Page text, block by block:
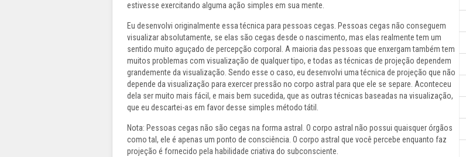
estivesse exercitando alguma ação simples em sua mente.
Eu desenvolvi originalmente essa técnica para pessoas cegas. Pessoas cegas não conseguem
visualizar absolutamente, se elas são cegas desde o nascimento, mas elas realmente tem um
sentido muito aguçado de percepção corporal. A maioria das pessoas que enxergam também tem
muitos problemas com visualização de qualquer tipo, e todas as técnicas de projeção dependem
grandemente da visualização. Sendo esse o caso, eu desenvolvi uma técnica de projeção que não
depende da visualização para exercer pressão no corpo astral para que ele se separe. Aconteceu
dela ser muito mais fácil, e mais bem sucedida, que as outras técnicas baseadas na visualização,
que eu descartei-as em favor desse simples método tátil.
Nota: Pessoas cegas não são cegas na forma astral. O corpo astral não possui quaisquer órgãos
como tal, ele é apenas um ponto de consciência. O corpo astral que você percebe enquanto faz
projeção é fornecido pela habilidade criativa do subconsciente.